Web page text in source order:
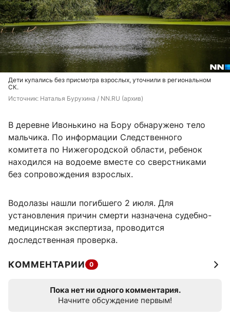
Дети купались без присмотра взрослых, уточнили в региональном
СК.
Источник: Наталья Бурухина / NN.RU (архив)
В деревне Ивонькино на Бору обнаружено тело
мальчика. По информации Следственного
комитета по Нижегородской области, ребенок
находился на водоеме вместе со сверстниками
без сопровождения взрослых.
Водолазы нашли погибшего 2 июля. Для
установления причин смерти назначена судебно-
медицинская экспертиза, проводится
доследственная проверка.
КОММЕНТАРИИ 0
Пока нет ни одного комментария.
Начните обсуждение первым!